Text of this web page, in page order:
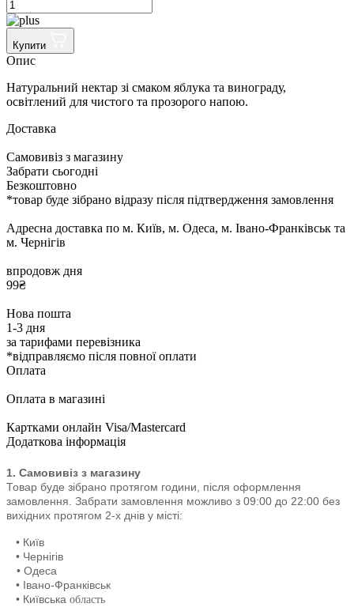
Купити
Опис
Натуральний нектар зі смаком яблука та винограду,
освітлений для чистого та прозорого напою.
Доставка
Cамовивіз з магазину
Забрати сьогодні
Безкоштовно
*товар буде зібрано відразу після підтвердження замовлення
Адресна доставка по м. Київ, м. Одеса, м. Івано-Франківськ та
м. Чернігів
впродовж дня
99₴
Нова пошта
1-3 дня
за тарифами перевізника
*відправляємо після повної оплати
Оплата
Оплата в магазині
Картками онлайн Visa/Mastercard
Додаткова інформація
1. Самовивіз з магазину
Товар буде зібрано протягом години, після оформлення
замовлення. Забрати замовлення можливо з 09:00 до 22:00 без
вихідних протягом 2-х днів у місті:
• Київ
• Чернігів
• Одеса
• Івано-Франківськ
• Київська область